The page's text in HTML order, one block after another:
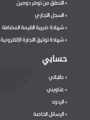
>التحقق من توفر دومين
>السجل التجاري
>شهادة ضريبة القيمة المضافة
>شهادة توثيق التجارة الإلكترونية
حسابي
>طلباتي
>عناويني
>الردود
>الرسائل الخاصة